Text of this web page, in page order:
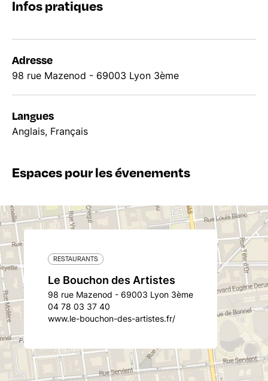
Infos pratiques
Adresse
98 rue Mazenod - 69003 Lyon 3ème
Langues
Anglais, Français
Espaces pour les évenements
RESTAURANTS
Le Bouchon des Artistes
98 rue Mazenod - 69003 Lyon 3ème
04 78 03 37 40
www.le-bouchon-des-artistes.fr/